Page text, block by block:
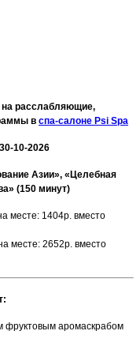
на расслабляющие,
в спа-салоне Psi Spa
10-2026
Азии», «Целебная
(150 минут)
месте: 1404р. вместо
месте: 2652р. вместо
фруктовым аромаскрабом